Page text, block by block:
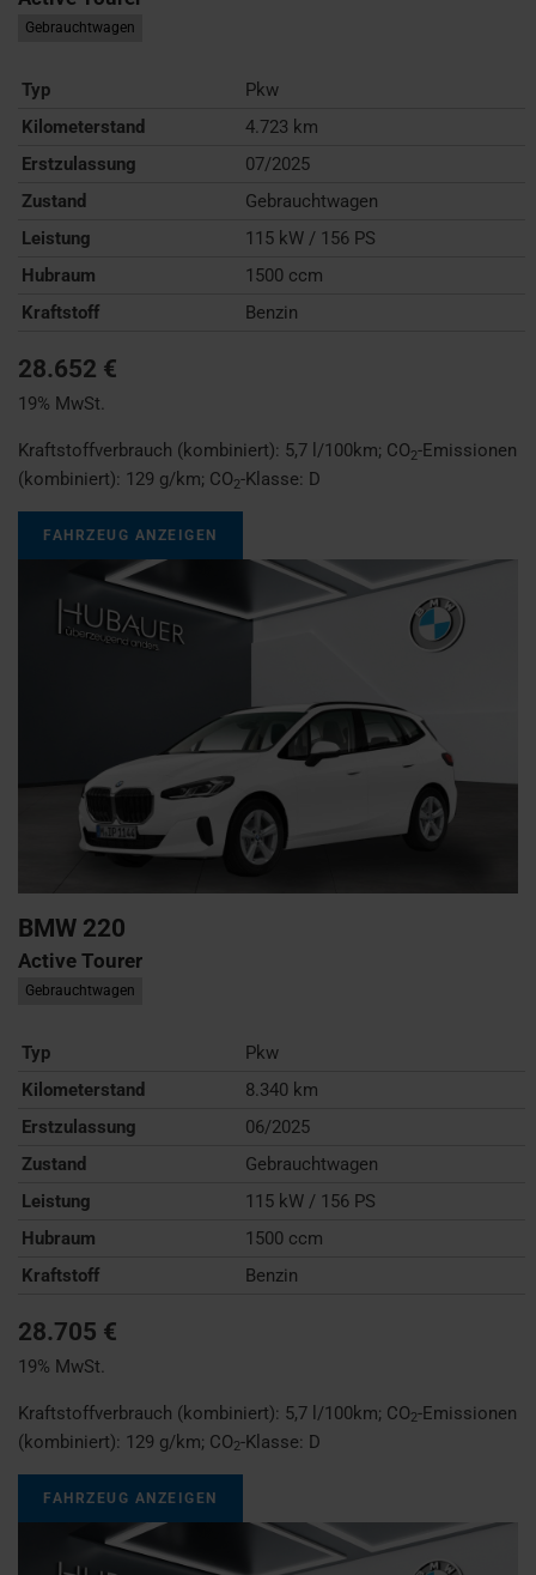
Gebrauchtwagen
Typ
Pkw
Kilometerstand
4.723 km
Erstzulassung
07/2025
Zustand
Gebrauchtwagen
Leistung
115 kW / 156 PS
Hubraum
1500 ccm
Kraftstoff
Benzin
28.652 €
19% MwSt.
Kraftstoffverbrauch (kombiniert): 5,7 l/100km; CO2-Emissionen
(kombiniert): 129 g/km; CO2-Klasse: D
FAHRZEUG ANZEIGEN
BMW 220
Active Tourer
Gebrauchtwagen
Typ
Pkw
Kilometerstand
8.340 km
Erstzulassung
06/2025
Zustand
Gebrauchtwagen
Leistung
115 kW / 156 PS
Hubraum
1500 ccm
Kraftstoff
Benzin
28.705 €
19% MwSt.
Kraftstoffverbrauch (kombiniert): 5,7 l/100km; CO2-Emissionen
(kombiniert): 129 g/km; CO2-Klasse: D
FAHRZEUG ANZEIGEN